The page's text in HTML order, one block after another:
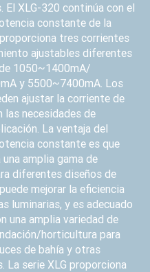
El XLG-320 continúa con el
constante de la
tres corrientes
ajustables diferentes
1050~1400mA/
y 5500~7400mA. Los
ajustar la corriente de
las necesidades de
La ventaja del
constante es que
amplia gama de
diferentes diseños de
mejorar la eficiencia
luminarias, y es adecuado
una amplia variedad de
horticultura para
de bahía y otras
La serie XLG proporciona